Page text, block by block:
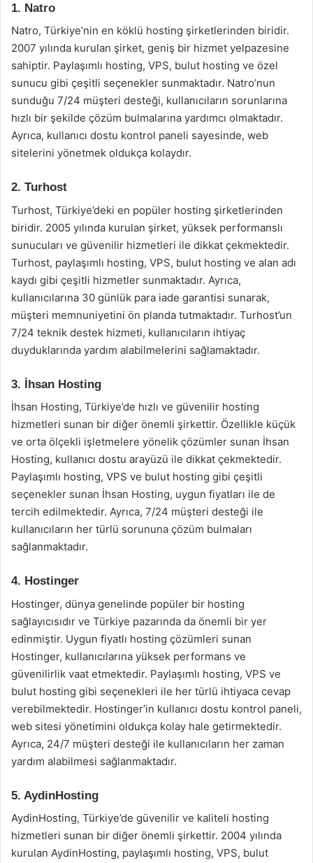
1. Natro
Natro, Türkiye’nin en köklü hosting şirketlerinden biridir.
2007 yılında kurulan şirket, geniş bir hizmet yelpazesine
sahiptir. Paylaşımlı hosting, VPS, bulut hosting ve özel
sunucu gibi çeşitli seçenekler sunmaktadır. Natro’nun
sunduğu 7/24 müşteri desteği, kullanıcıların sorunlarına
hızlı bir şekilde çözüm bulmalarına yardımcı olmaktadır.
Ayrıca, kullanıcı dostu kontrol paneli sayesinde, web
sitelerini yönetmek oldukça kolaydır.
2. Turhost
Turhost, Türkiye’deki en popüler hosting şirketlerinden
biridir. 2005 yılında kurulan şirket, yüksek performanslı
sunucuları ve güvenilir hizmetleri ile dikkat çekmektedir.
Turhost, paylaşımlı hosting, VPS, bulut hosting ve alan adı
kaydı gibi çeşitli hizmetler sunmaktadır. Ayrıca,
kullanıcılarına 30 günlük para iade garantisi sunarak,
müşteri memnuniyetini ön planda tutmaktadır. Turhost’un
7/24 teknik destek hizmeti, kullanıcıların ihtiyaç
duyduklarında yardım alabilmelerini sağlamaktadır.
3. İhsan Hosting
İhsan Hosting, Türkiye’de hızlı ve güvenilir hosting
hizmetleri sunan bir diğer önemli şirkettir. Özellikle küçük
ve orta ölçekli işletmelere yönelik çözümler sunan İhsan
Hosting, kullanıcı dostu arayüzü ile dikkat çekmektedir.
Paylaşımlı hosting, VPS ve bulut hosting gibi çeşitli
seçenekler sunan İhsan Hosting, uygun fiyatları ile de
tercih edilmektedir. Ayrıca, 7/24 müşteri desteği ile
kullanıcıların her türlü sorununa çözüm bulmaları
sağlanmaktadır.
4. Hostinger
Hostinger, dünya genelinde popüler bir hosting
sağlayıcısıdır ve Türkiye pazarında da önemli bir yer
edinmiştir. Uygun fiyatlı hosting çözümleri sunan
Hostinger, kullanıcılarına yüksek performans ve
güvenilirlik vaat etmektedir. Paylaşımlı hosting, VPS ve
bulut hosting gibi seçenekleri ile her türlü ihtiyaca cevap
verebilmektedir. Hostinger’in kullanıcı dostu kontrol paneli,
web sitesi yönetimini oldukça kolay hale getirmektedir.
Ayrıca, 24/7 müşteri desteği ile kullanıcıların her zaman
yardım alabilmesi sağlanmaktadır.
5. AydinHosting
AydinHosting, Türkiye’de güvenilir ve kaliteli hosting
hizmetleri sunan bir diğer önemli şirkettir. 2004 yılında
kurulan AydinHosting, paylaşımlı hosting, VPS, bulut